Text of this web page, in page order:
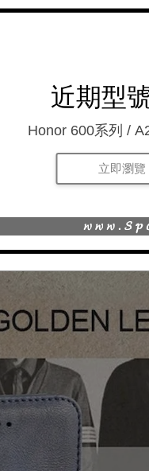
近期型
Honor 600系列 /
立即瀏